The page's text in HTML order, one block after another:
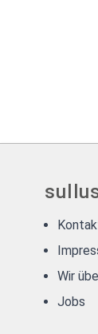
Wir
Jobs